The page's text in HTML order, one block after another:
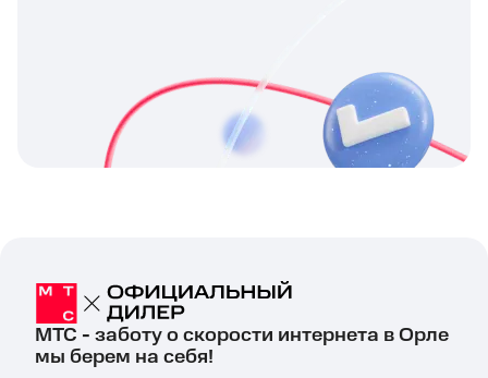
МТС - заботу о скорости интернета в Орле
мы берем на себя!